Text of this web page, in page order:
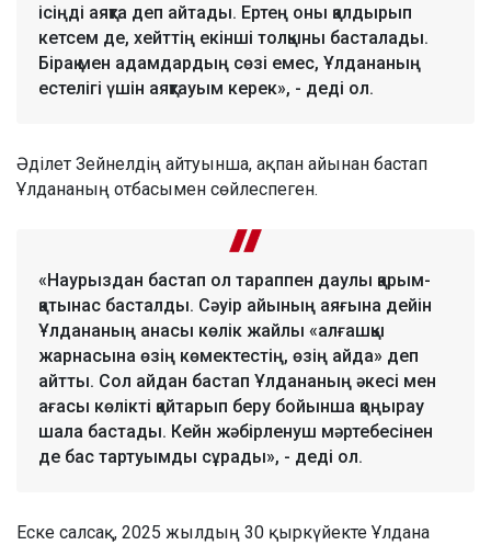
ісіңді аяқта деп айтады. Ертең оны қалдырып
кетсем де, хейттің екінші толқыны басталады.
Бірақ мен адамдардың сөзі емес, Ұлдананың
естелігі үшін аяқтауым керек», - деді ол.
Әділет Зейнелдің айтуынша, ақпан айынан бастап
Ұлдананың отбасымен сөйлеспеген.
«Наурыздан бастап ол тараппен даулы қарым-
қатынас басталды. Сәуір айының аяғына дейін
Ұлдананың анасы көлік жайлы «алғашқы
жарнасына өзің көмектестің, өзің айда» деп
айтты. Сол айдан бастап Ұлдананың әкесі мен
ағасы көлікті қайтарып беру бойынша қоңырау
шала бастады. Кейн жәбірленуш мәртебесінен
де бас тартуымды сұрады», - деді ол.
Еске салсақ, 2025 жылдың 30 қыркүйекте Ұлдана